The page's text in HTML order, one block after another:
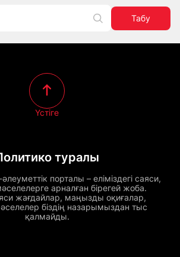
Табу
туралы
порталы – еліміздегі саяси,
арналған бірегей жоба.
жағдайлар, маңызды оқиғалар,
біздің назарымыздан тыс
қалмайды.
Үстіге